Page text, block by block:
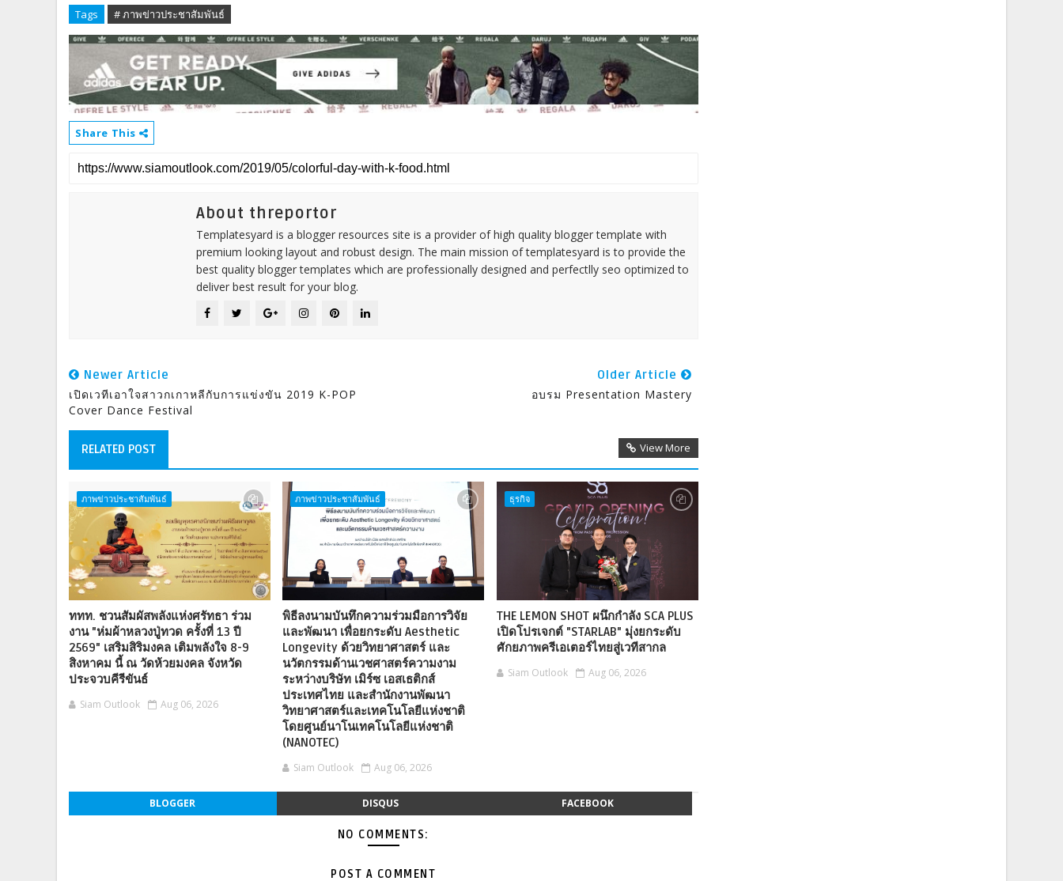
Tags # ภาพข่าวประชาสัมพันธ์
Share This
About threportor
Templatesyard is a blogger resources site is a provider of high quality blogger template with
premium looking layout and robust design. The main mission of templatesyard is to provide the
best quality blogger templates which are professionally designed and perfectlly seo optimized to
deliver best result for your blog.
Newer Article
เปิดเวทีเอาใจสาวกเกาหลีกับการแข่งขัน 2019 K-POP
Cover Dance Festival
Older Article
อบรม Presentation Mastery
RELATED POST View More
ภาพข่าวประชาสัมพันธ์
ททท. ชวนสัมผัสพลังแห่งศรัทธา ร่วม
งาน "ห่มผ้าหลวงปู่ทวด ครั้งที่ 13 ปี
2569" เสริมสิริมงคล เติมพลังใจ 8-9
สิงหาคม นี้ ณ วัดห้วยมงคล จังหวัด
ประจวบคีรีขันธ์
Siam Outlook Aug 06, 2026
ภาพข่าวประชาสัมพันธ์
พิธีลงนามบันทึกความร่วมมือการวิจัย
และพัฒนา เพื่อยกระดับ Aesthetic
Longevity ด้วยวิทยาศาสตร์ และ
นวัตกรรมด้านเวชศาสตร์ความงาม
ระหว่างบริษัท เมิร์ซ เอสเธติกส์
ประเทศไทย และสำนักงานพัฒนา
วิทยาศาสตร์และเทคโนโลยีแห่งชาติ
โดยศูนย์นาโนเทคโนโลยีแห่งชาติ
(NANOTEC)
Siam Outlook Aug 06, 2026
ธุรกิจ
THE LEMON SHOT ผนึกกำลัง SCA PLUS
เปิดโปรเจกต์ "STARLAB" มุ่งยกระดับ
ศักยภาพครีเอเตอร์ไทยสู่เวทีสากล
Siam Outlook Aug 06, 2026
BLOGGER DISQUS FACEBOOK
NO COMMENTS:
POST A COMMENT